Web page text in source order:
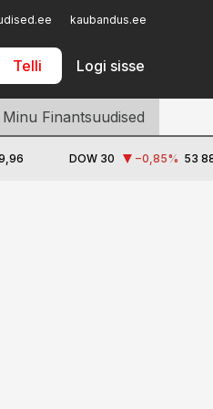
kaubandus.ee
Telli Logi sisse
Iseteenindus
Minu Finantsuudised
DOW 30 −0,85% 53